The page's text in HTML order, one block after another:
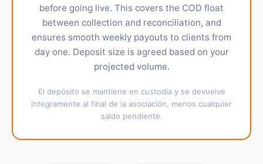
before going live. This covers the COD float
between collection and reconciliation, and
ensures smooth weekly payouts to clients from
day one. Deposit size is agreed based on your
projected volume.
El depósito se mantiene en custodia y se devuelve
íntegramente al final de la asociación, menos cualquier
saldo pendiente.